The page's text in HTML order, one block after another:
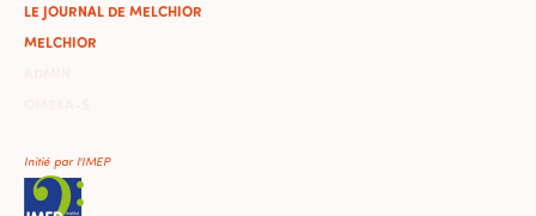
LE JOURNAL DE MELCHIOR
MELCHIOR
Initié par l'IMEP